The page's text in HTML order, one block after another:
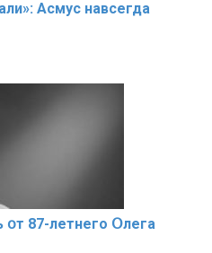
Асмус навсегда
օт 87-лeтнего Օлега